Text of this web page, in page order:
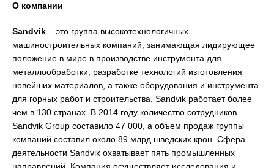
О компании
Sandvik – это группа высокотехнологичных
машиностроительных компаний, занимающая лидирующее
положение в мире в производстве инструмента для
металлообработки, разработке технологий изготовления
новейших материалов, а также оборудования и инструмента
для горных работ и строительства. Sandvik работает более
чем в 130 странах. В 2014 году количество сотрудников
Sandvik Group составило 47 000, а объем продаж группы
компаний составил около 89 млрд шведских крон. Сфера
деятельности Sandvik охватывает пять промышленных